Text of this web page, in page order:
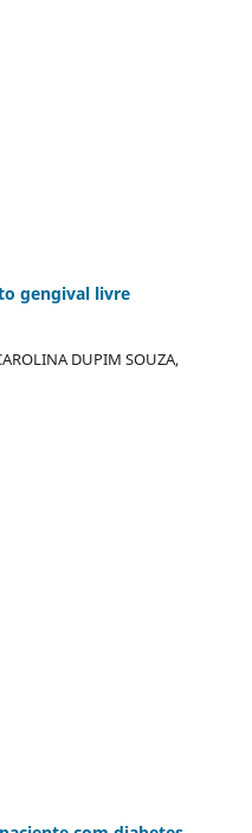
gengival livre
DUPIM SOUZA,